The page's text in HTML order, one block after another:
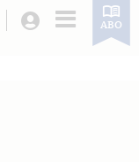
Login ABO